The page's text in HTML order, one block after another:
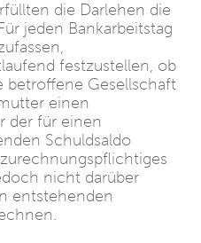
die Darlehen die
jeden Bankarbeitstag
festzustellen, ob
betroffene Gesellschaft
einen
der für einen
Schuldsaldo
nicht darüber
entstehenden